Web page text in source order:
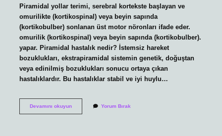
Piramidal yollar terimi, serebral kortekste başlayan ve
omurilikte (kortikospinal) veya beyin sapında
(kortikobulber) sonlanan üst motor nöronları ifade eder.
omurilik (kortikospinal) veya beyin sapında (kortikobulber).
yapar. Piramidal hastalık nedir? İstemsiz hareket
bozuklukları, ekstrapiramidal sistemin genetik, doğuştan
veya edinilmiş bozuklukları sonucu ortaya çıkan
hastalıklardır. Bu hastalıklar stabil ve iyi huylu…
Devamını okuyunPiramidal
Yorum Bırak